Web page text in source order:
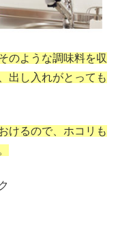
のような調味料を収
出し入れがとっても
けるので、ホコリも